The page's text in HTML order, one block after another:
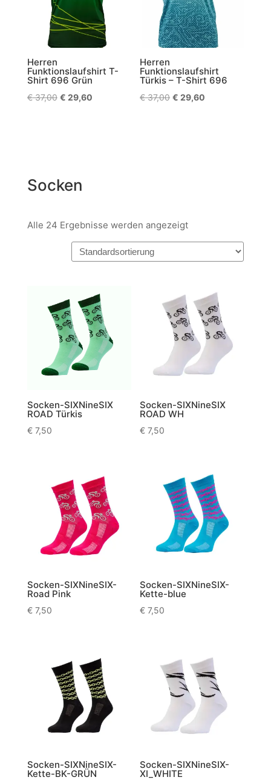
Herren
Funktionslaufshirt T-
Shirt 696 Grün
€37,00 Ursprünglicher
€ 29,60Aktueller
Herren
Funktionslaufshirt
Türkis – T-Shirt 696
€37,00 Ursprünglicher
€ 29,60
Socken
Alle 24 Ergebnisse werden angezeigt
Socken-SIXNineSIX
ROAD Türkis
€7,50
Socken-SIXNineSIX
ROAD WH
€ 7,50
Socken-SIXNineSIX-
Road Pink
€7,50
Socken-SIXNineSIX-
Kette-blue
€ 7,50
Socken-SIXNineSIX-
Kette-BK-GRÜN
Socken-SIXNineSIX-
XI_WHITE